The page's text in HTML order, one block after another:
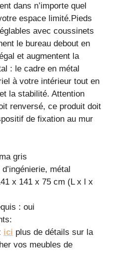
dans n’importe quel
espace limité.Pieds
avec coussinets
le bureau debout en
et augmentent la
: le cadre en métal
à votre intérieur tout en
la stabilité. Attention
renversé, ce produit doit
de fixation au mur
gris
métal
x 141 x 75 cm (L x l x
: oui
ici plus de détails sur la
vos meubles de